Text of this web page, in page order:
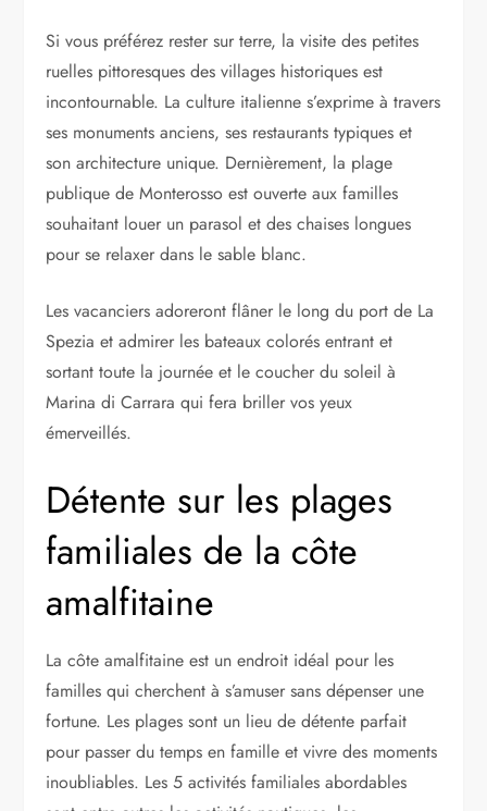
Si vous préférez rester sur terre, la visite des petites
ruelles pittoresques des villages historiques est
incontournable. La culture italienne s’exprime à travers
ses monuments anciens, ses restaurants typiques et
son architecture unique. Dernièrement, la plage
publique de Monterosso est ouverte aux familles
souhaitant louer un parasol et des chaises longues
pour se relaxer dans le sable blanc.
Les vacanciers adoreront flâner le long du port de La
Spezia et admirer les bateaux colorés entrant et
sortant toute la journée et le coucher du soleil à
Marina di Carrara qui fera briller vos yeux
émerveillés.
Détente sur les plages
familiales de la côte
amalfitaine
La côte amalfitaine est un endroit idéal pour les
familles qui cherchent à s’amuser sans dépenser une
fortune. Les plages sont un lieu de détente parfait
pour passer du temps en famille et vivre des moments
inoubliables. Les 5 activités familiales abordables